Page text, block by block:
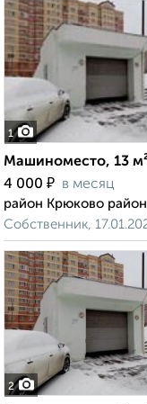
1
Машиноместо, 13
4 000 ₽ в месяц
район Крюково
Собственник,
2